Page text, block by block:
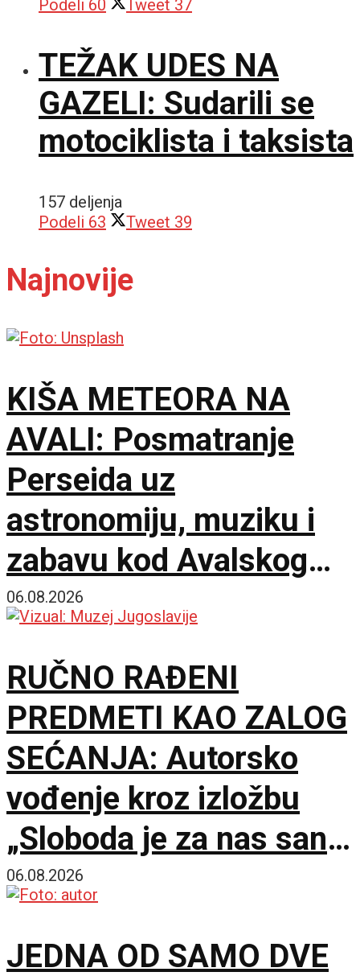
Podeli 60 Tweet 37
TEŽAK UDES NA
GAZELI: Sudarili se
motociklista i taksista
157 deljenja
Podeli 63 Tweet 39
Najnovije
KIŠA METEORA NA
AVALI: Posmatranje
Perseida uz
astronomiju, muziku i
zabavu kod Avalskog
tornja
06.08.2026
RUČNO RAĐENI
PREDMETI KAO ZALOG
SEĆANJA: Autorsko
vođenje kroz izložbu
„Sloboda je za nas san“
u Muzeju Jugoslavije
06.08.2026
JEDNA OD SAMO DVE